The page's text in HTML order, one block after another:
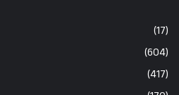
(17)
(604)
(417)